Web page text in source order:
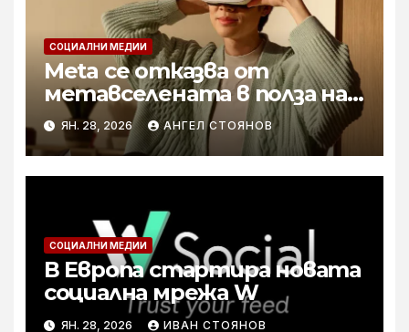
СОЦИАЛНИ МЕДИИ
Meta се отказва от
метавселената в полза на
AI и умните очила
ЯН. 28, 2026 АНГЕЛ СТОЯНОВ
СОЦИАЛНИ МЕДИИ
В Европа стартира новата
социална мрежа W
ЯН. 28, 2026 ИВАН СТОЯНОВ